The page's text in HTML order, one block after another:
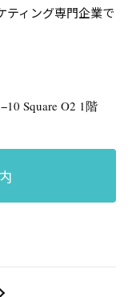
ティング専門企業で
Square O2 1階